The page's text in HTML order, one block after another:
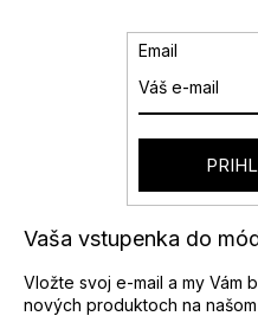
Vaša vstupenka do
Vložte svoj e-mail a my Vám
nových produktoch na
Email